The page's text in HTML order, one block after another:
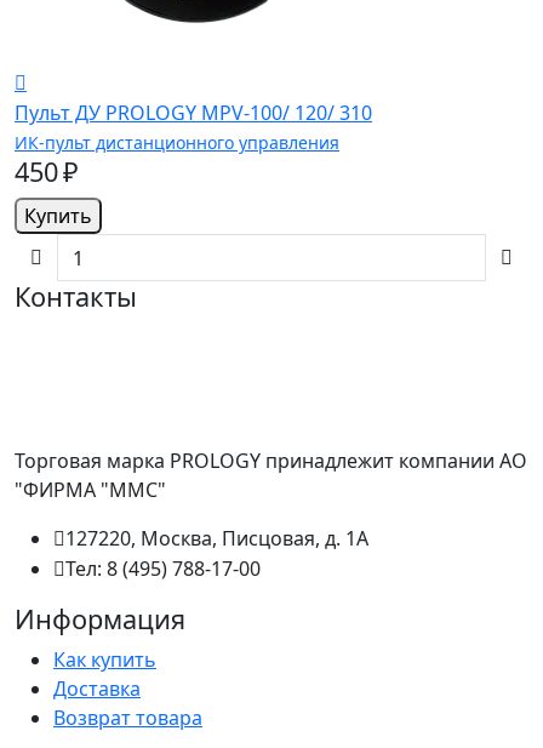
Пульт ДУ PROLOGY MPV-100/ 120/ 310
ИК-пульт дистанционного управления
450 ₽
Купить
Контакты
Торговая марка PROLOGY принадлежит компании АО
"ФИРМА "ММС"
127220, Москва, Писцовая, д. 1А
Тел: 8 (495) 788-17-00
Информация
Как купить
Доставка
Возврат товара